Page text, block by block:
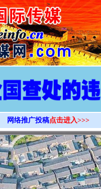
>
网络推广投稿点击进入>>>